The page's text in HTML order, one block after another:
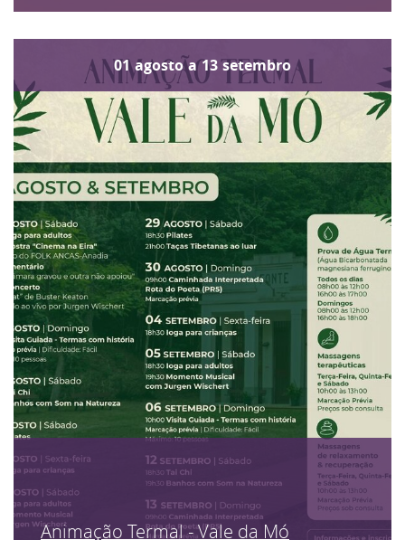
01 agosto a 13 setembro
Animação Termal - Vale da Mó